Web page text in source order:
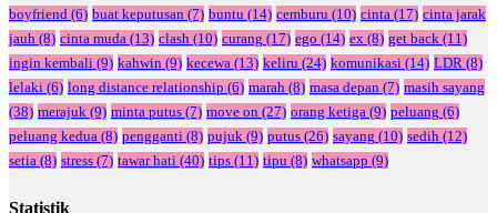
boyfriend (6) buat keputusan (7) buntu (14) cemburu (10) cinta (17) cinta jarak
jauh (8) cinta muda (13) clash (10) curang (17) ego (14) ex (8) get back (11)
ingin kembali (9) kahwin (9) kecewa (13) keliru (24) komunikasi (14) LDR (8)
lelaki (6) long distance relationship (6) marah (8) masa depan (7) masih sayang
(38) merajuk (9) minta putus (7) move on (27) orang ketiga (9) peluang (6)
peluang kedua (8) pengganti (8) pujuk (9) putus (26) sayang (10) sedih (12)
setia (8) stress (7) tawar hati (40) tips (11) tipu (8) whatsapp (9)
Statistik